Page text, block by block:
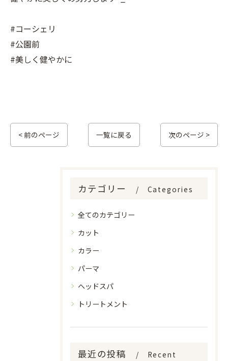
#コーシェリ
#公園前
#美しく健やかに
< 前のページ 一覧に戻る 次のページ >
カテゴリー Categories
全てのカテゴリー
カット
カラー
パーマ
ヘッドスパ
トリートメント
最近の投稿
Recent